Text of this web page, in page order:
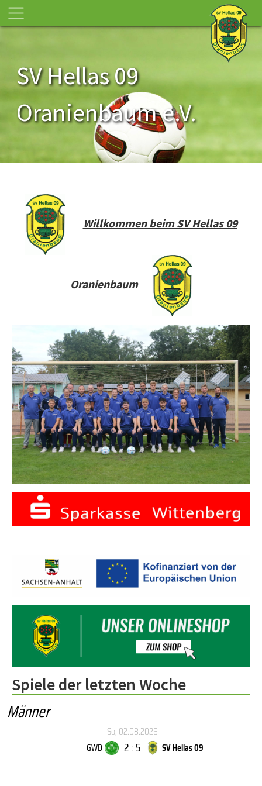
SV Hellas 09
Oranienbaum e.V.
Willkommen beim SV Hellas 09
Oranienbaum
Spiele der letzten Woche
Männer
So, 02.08.2026
GWD
2 : 5 SV Hellas 09